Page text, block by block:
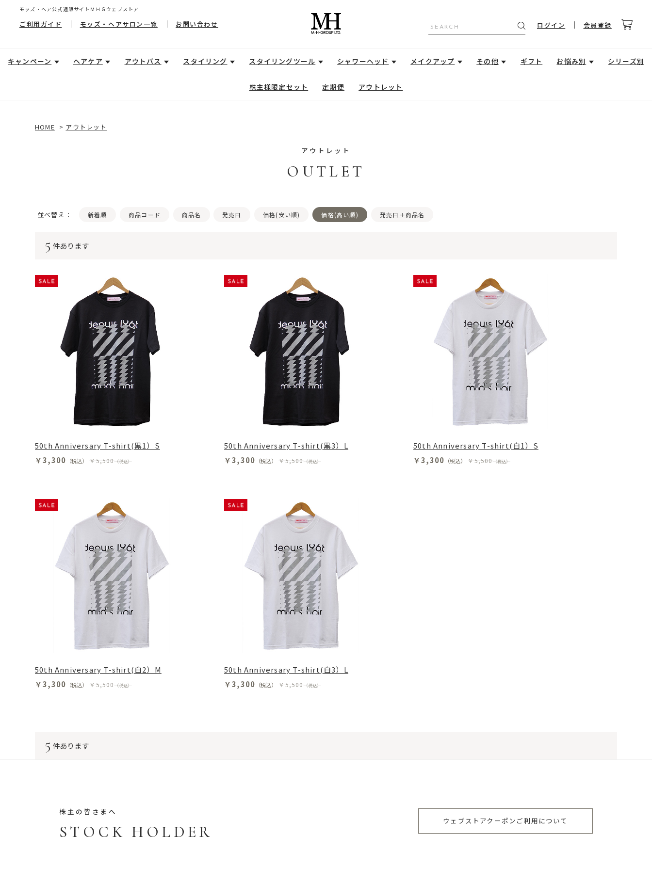
モッズ・ヘア公式通販サイトＭＨＧウェブストア
ご利用ガイド モッズ・ヘアサロン一覧 お問い合わせ ログイン 会員登録
キャンペーン ヘアケア アウトバス スタイリング スタイリングツール シャワーヘッド メイクアップ その他 ギフト お悩み別 シリーズ別
株主様限定セット 定期便 アウトレット
HOME > アウトレット
アウトレット
OUTLET
並べ替え： 新着順 商品コード 商品名 発売日 価格(安い順) 価格(高い順) 発売日＋商品名
5 件あります
50th Anniversary T-shirt(黒1）S
￥3,300 （税込） ￥5,500（税込）
50th Anniversary T-shirt(黒3）L
￥3,300 （税込） ￥5,500（税込）
50th Anniversary T-shirt(白1）S
￥3,300 （税込） ￥5,500（税込）
50th Anniversary T-shirt(白2）M
￥3,300 （税込） ￥5,500（税込）
50th Anniversary T-shirt(白3）L
￥3,300 （税込） ￥5,500（税込）
5 件あります
株主の皆さまへ
STOCK HOLDER
ウェブストアクーポンご利用について